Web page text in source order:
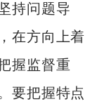
持问题导
在方向上着
握监督重
要把握特点